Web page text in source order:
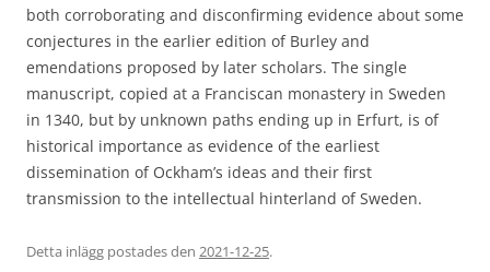
both corroborating and disconfirming evidence about some
conjectures in the earlier edition of Burley and
emendations proposed by later scholars. The single
manuscript, copied at a Franciscan monastery in Sweden
in 1340, but by unknown paths ending up in Erfurt, is of
historical importance as evidence of the earliest
dissemination of Ockham’s ideas and their first
transmission to the intellectual hinterland of Sweden.
Detta inlägg postades den 2021-12-25.